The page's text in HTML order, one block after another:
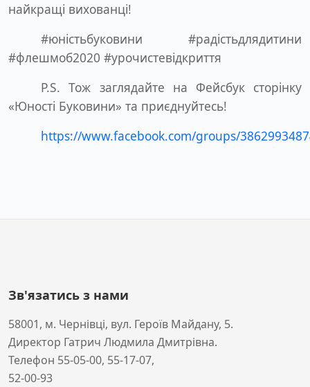
найкращі вихованці!
#юністьбуковини #радістьдлядитини
#флешмоб2020 #урочистевідкриття
Р.S. Тож заглядайте на Фейсбук сторінку
«Юності Буковини» та приєднуйтесь!
https://www.facebook.com/groups/
Зв'язатись з нами
58001, м. Чернівці, вул. Героїв Майдану, 5.
Директор Гатрич Людмила Дмитрівна.
Телефон 55-05-00, 55-17-07,
52-00-93